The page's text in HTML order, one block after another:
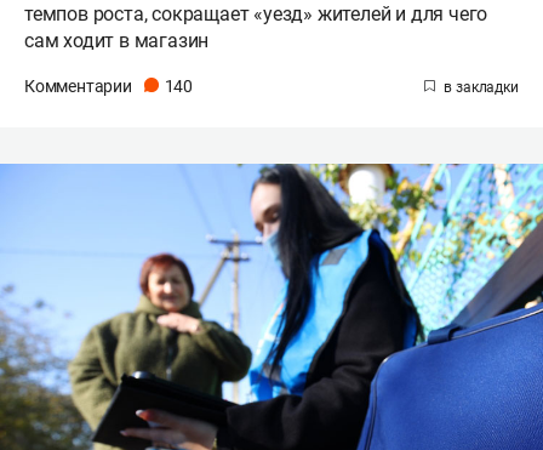
темпов роста, сокращает «уезд» жителей и для чего
сам ходит в магазин
Комментарии 140